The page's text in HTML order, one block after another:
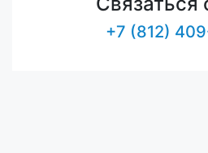
+7 (812)